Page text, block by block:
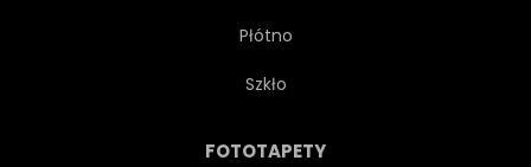
Płótno
Szkło
FOTOTAPETY